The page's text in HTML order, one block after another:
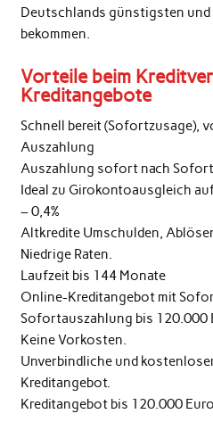
Deutschlands günstigsten
bekommen.
Vorteile beim
Kreditangebote
Schnell bereit (Sofortzusage),
Auszahlung
Auszahlung sofort nach
Ideal zu Girokontoausgleich
– 0,4%
Altkredite Umschulden,
Niedrige Raten.
Laufzeit bis 144 Monate
Online-Kreditangebot mit
Sofortauszahlung bis 120.000
Keine Vorkosten.
Unverbindliche und
Kreditangebot.
Kreditangebot bis 120.000 Euro